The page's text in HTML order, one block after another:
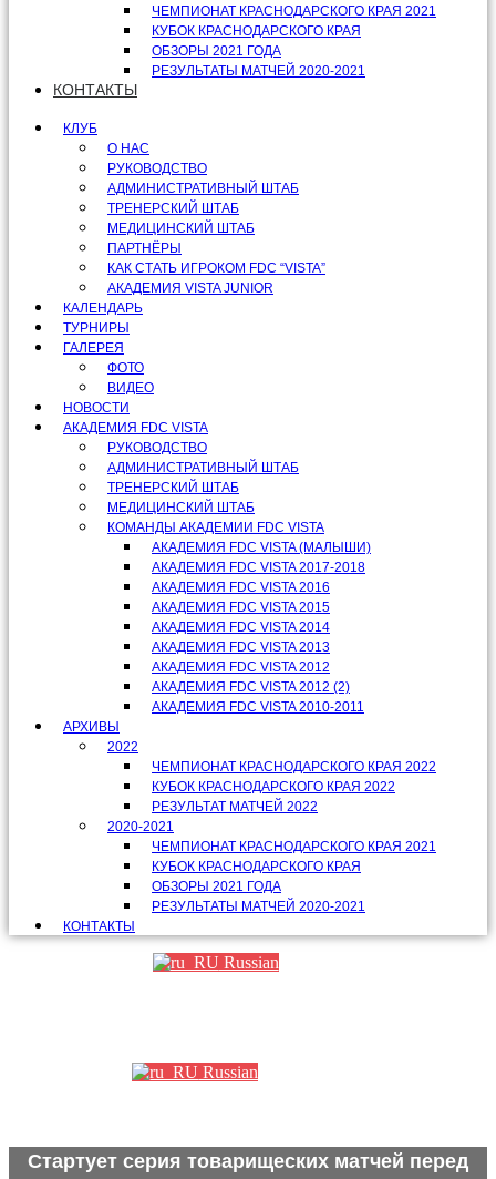
ЧЕМПИОНАТ КРАСНОДАРСКОГО КРАЯ 2021
КУБОК КРАСНОДАРСКОГО КРАЯ
ОБЗОРЫ 2021 ГОДА
РЕЗУЛЬТАТЫ МАТЧЕЙ 2020-2021
КОНТАКТЫ
КЛУБ
О НАС
РУКОВОДСТВО
АДМИНИСТРАТИВНЫЙ ШТАБ
ТРЕНЕРСКИЙ ШТАБ
МЕДИЦИНСКИЙ ШТАБ
ПАРТНЁРЫ
КАК СТАТЬ ИГРОКОМ FDC “VISTA”
АКАДЕМИЯ VISTA JUNIOR
КАЛЕНДАРЬ
ТУРНИРЫ
ГАЛЕРЕЯ
ФОТО
ВИДЕО
НОВОСТИ
АКАДЕМИЯ FDC VISTA
РУКОВОДСТВО
АДМИНИСТРАТИВНЫЙ ШТАБ
ТРЕНЕРСКИЙ ШТАБ
МЕДИЦИНСКИЙ ШТАБ
КОМАНДЫ АКАДЕМИИ FDC VISTA
АКАДЕМИЯ FDC VISTA (МАЛЫШИ)
АКАДЕМИЯ FDC VISTA 2017-2018
АКАДЕМИЯ FDC VISTA 2016
АКАДЕМИЯ FDC VISTA 2015
АКАДЕМИЯ FDC VISTA 2014
АКАДЕМИЯ FDC VISTA 2013
АКАДЕМИЯ FDC VISTA 2012
АКАДЕМИЯ FDC VISTA 2012 (2)
АКАДЕМИЯ FDC VISTA 2010-2011
АРХИВЫ
2022
ЧЕМПИОНАТ КРАСНОДАРСКОГО КРАЯ 2022
КУБОК КРАСНОДАРСКОГО КРАЯ 2022
РЕЗУЛЬТАТ МАТЧЕЙ 2022
2020-2021
ЧЕМПИОНАТ КРАСНОДАРСКОГО КРАЯ 2021
КУБОК КРАСНОДАРСКОГО КРАЯ
ОБЗОРЫ 2021 ГОДА
РЕЗУЛЬТАТЫ МАТЧЕЙ 2020-2021
КОНТАКТЫ
Russian
Russian
Стартует серия товарищеских матчей перед